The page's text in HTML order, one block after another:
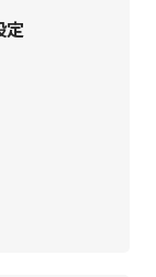
定